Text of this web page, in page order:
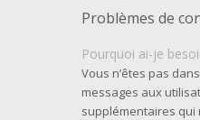
Problèmes de
Pourquoi ai-je
Vous n’êtes pas
messages aux
supplémentaires qui